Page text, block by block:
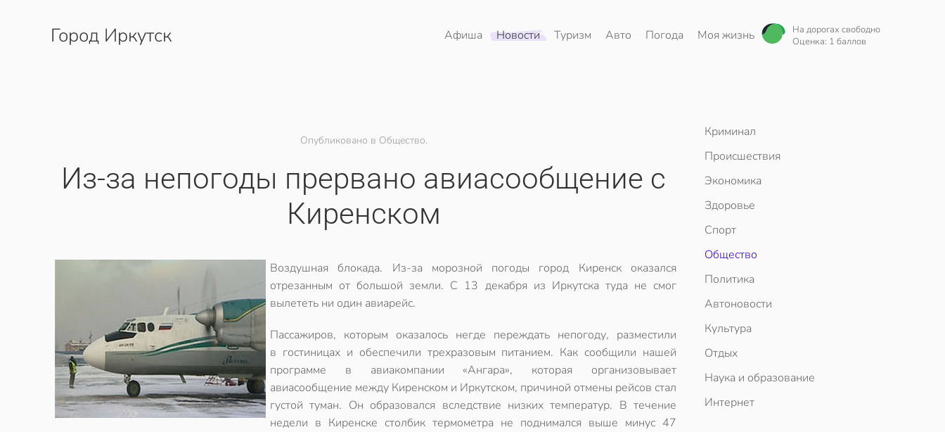
Перейти к содержимому
Город Иркутск Афиша Новости Туризм Авто Погода Моя жизнь
На дорогах свободно
Оценка: 1 баллов
Опубликовано в Общество.
Из-за непогоды прервано авиасообщение с
Киренском
Воздушная блокада. Из-за морозной погоды город Киренск оказался
отрезанным от большой земли. С 13 декабря из Иркутска туда не смог
вылететь ни один авиарейс.
Пассажиров, которым оказалось негде переждать непогоду, разместили
в гостиницах и обеспечили трехразовым питанием. Как сообщили нашей
программе в авиакомпании «Ангара», которая организовывает
авиасообщение между Киренском и Иркутском, причиной отмены рейсов стал
густой туман. Он образовался вследствие низких температур. В течение
недели в Киренске столбик термометра не поднимался выше минус 47
Криминал
Происшествия
Экономика
Здоровье
Спорт
Общество
Политика
Автоновости
Культура
Отдых
Наука и образование
Интернет